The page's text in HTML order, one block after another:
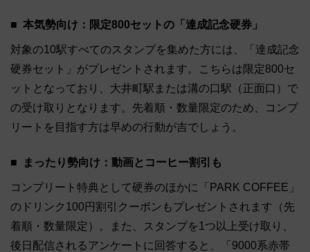
本気勢向け：限定800セットの「達成記念硬券」
対象の10駅すべてのスタンプを集めた方には、「達成記念
硬券セット」がプレゼントされます。こちらは限定800セ
ットとなっており、大井町駅または溝の口駅（正面口）で
の受け取りとなります。先着順・数量限定のため、コンプ
リートを目指す方は早めの行動が吉でしょう。
まったり勢向け：動画とコーヒー割引も
コンプリート特典として硬券のほかに「PARK COFFEE」
のドリンク100円割引クーポンもプレゼントされます（先
着順・数量限定）。また、スタンプを1つ以上受け取り、
後日配信されるアンケートに回答すると、「9000系赤帯